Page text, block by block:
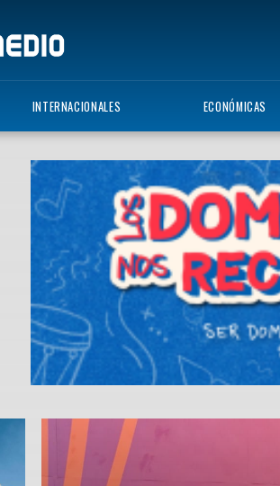
INTERNACIONALES ECONÓMICAS